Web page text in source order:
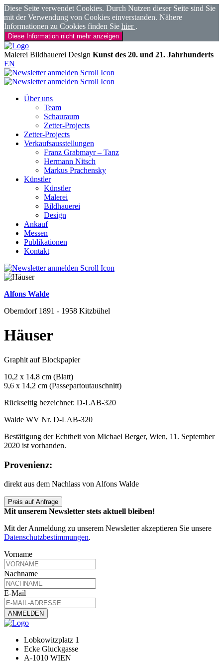
Diese Seite verwendet Cookies. Durch Nutzen dieser Seite sind Sie
mit der Verwendung von Cookies einverstanden. Nähere
Informationen zu Cookies finden Sie hier .
Diese Information nicht mehr anzeigen
Malerei Bildhauerei Design Kunst des 20. und 21. Jahrhunderts
EN
Über uns
Team
Schauraum
Zetter-Projects
Zetter-Projects
Verkaufsausstellungen
Franz Grabmayr – Tanz
Hermann Nitsch
Markus Prachensky
Künstler
Künstler
Malerei
Bildhauerei
Design
Ankauf
Messen
Publikationen
Kontakt
Alfons Walde
Oberndorf 1891 - 1958 Kitzbühel
Häuser
Graphit auf Blockpapier
10,2 x 14,8 cm (Blatt)
9,6 x 14,2 cm (Passepartoutauschnitt)
Rückseitig bezeichnet: D-LAB-320
Walde WV Nr. D-LAB-320
Bestätigung der Echtheit von Michael Berger, Wien, 11. September
2020 ist vorhanden.
Provenienz:
direkt aus dem Nachlass von Alfons Walde
Preis auf Anfrage
Mit unserem Newsletter stets aktuell bleiben!
Mit der Anmeldung zu unserem Newsletter akzeptieren Sie unsere
Datenschutzbestimmungen.
Vorname
Nachname
E-Mail
Lobkowitzplatz 1
Ecke Gluckgasse
A-1010 WIEN